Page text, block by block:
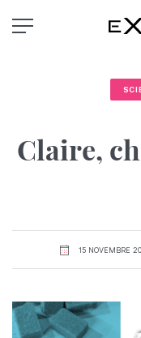
au
Claire,
15 NOVEMBRE